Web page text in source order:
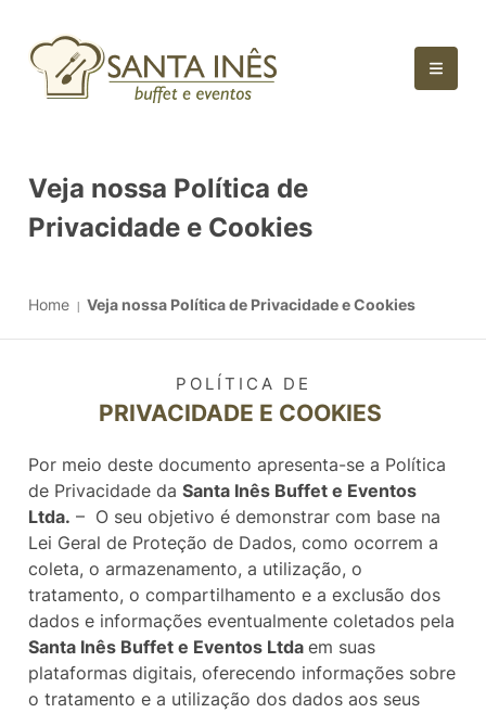
Veja nossa Política de
Privacidade e Cookies
Home Veja nossa Política de Privacidade e Cookies
POLÍTICA DE
PRIVACIDADE E COOKIES
Por meio deste documento apresenta-se a Política
de Privacidade da Santa Inês Buffet e Eventos
Ltda. – O seu objetivo é demonstrar com base na
Lei Geral de Proteção de Dados, como ocorrem a
coleta, o armazenamento, a utilização, o
tratamento, o compartilhamento e a exclusão dos
dados e informações eventualmente coletados pela
Santa Inês Buffet e Eventos Ltda em suas
plataformas digitais, oferecendo informações sobre
o tratamento e a utilização dos dados aos seus